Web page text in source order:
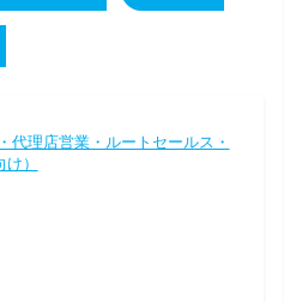
代理店営業・ルートセールス・
）